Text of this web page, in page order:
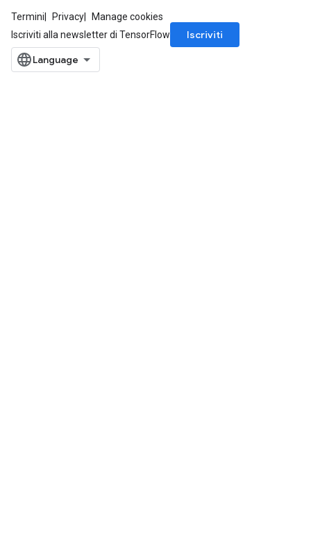
Termini Privacy
Manage cookies
Iscriviti alla newsletter di TensorFlow
Iscriviti